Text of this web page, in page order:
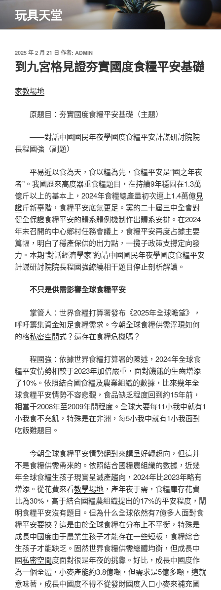
主
玩具天堂
發
佈
於
2025 年 2 月 21 日 作者: ADMIN
到九宮格見證夯實國度食糧平安基礎
家教場地
原題目：夯實國度食糧平安基礎（主題）
——對話中國國民年夜學國度食糧平安計謀研討院院
長程國強（副題）
平易近以食為天，食以糧為先，食糧平安是“國之年夜
者”。我國歷來高度器重食糧題目，在持續9年穩固在1.3萬
億斤以上的基本上，2024年食糧總產量初次邁上1.4萬億見
證斤新臺階，食糧平安底氣更足。黨的二十屆三中全會對
健全保證食糧平安的體系體例機制作出體系安排。在2024
年末召開的中心鄉村任務會議上，食糧平安再度占據主要
篇幅，明白了穩產保供的出力點，一攬子政策支撐定向發
力。本期“對話經濟學家”約請中國國民年夜學國度食糧平安
計謀研討院院長程國強繚繞相干題目停止剖析解讀。
不只是供需影響全球食糧平安
掌管人：世界食糧打算署發布《2025年全球瞻望》，
呼吁籌集資金知足食糧需求。今朝全球食糧供需浮現如何
的格私密空間式？還存在食糧危機嗎？
程國強：依據世界食糧打算署的陳述，2024年全球食
糧平安情勢相較于2023年加倍嚴重，面對饑餓的生齒增添
了10%。依照結合國食糧及農業組織的數據，比來幾年全
球食糧平安情勢不容悲觀，食品缺乏程度回到約15年前，
相當于2008年至2009年間程度。全球大要每11小我中就有1
小我食不充飢，特殊是在非洲，每5小我中就有1小我面對
吃飯難題目。
今朝全球食糧平安情勢絕對來講呈好轉趨向，但這并
不是食糧供需帶來的。依照結合國糧農組織的數據，近幾
年全球食糧生孩子現實呈減產趨向，2024年比2023年略有
增添。從花費來看教學場地 ，產年夜于需，食糧庫存花費
比為30%，高于結合國糧農組織提出的17%的平安程度，闡
明食糧平安沒有題目。但為什么全球依然有7億多人面對食
糧平安要挾？這是由於全球食糧在分布上不平衡，特殊是
成長中國度由于農業生孩子才能存在一些短板，食糧綜合
生孩子才能缺乏。固然世界食糧供需總體均衡，但成長中
國私密空間度面對很是年夜的挑釁。好比，成長中國度作
為一個全體，小麥產能約3.8億噸，但需求是5億多噸，這就
意味著，成長中國度不得不從發財國度入口小麥來補充國